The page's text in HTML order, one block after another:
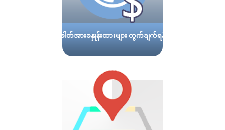
ဓါတ်အားခနှုန်းထားများ တွက်ချက်ရန်